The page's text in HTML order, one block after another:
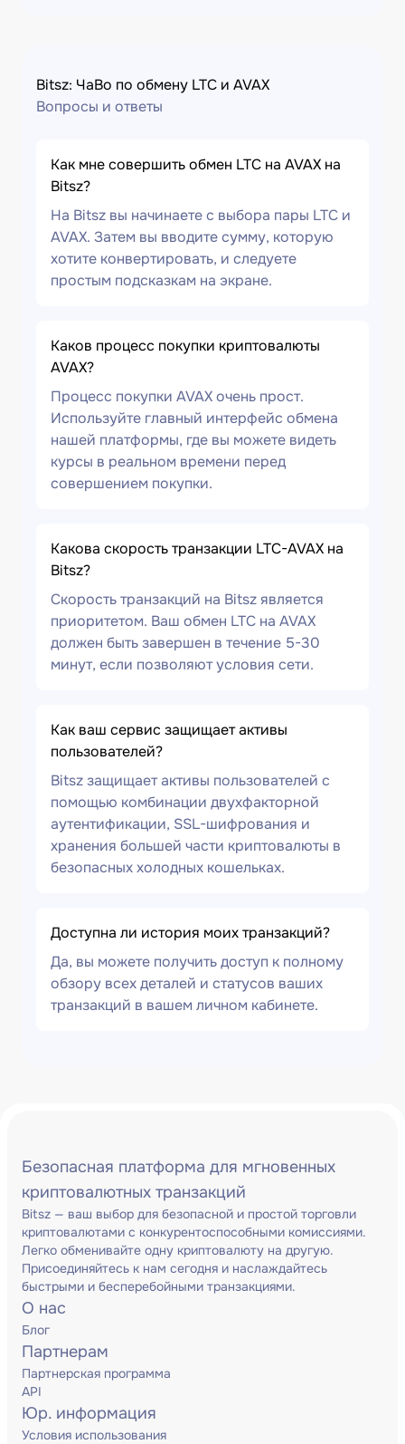
Bitsz: ЧаВо по обмену LTC и AVAX
Вопросы и ответы
Как мне совершить обмен LTC на AVAX на
Bitsz?
На Bitsz вы начинаете с выбора пары LTC и
AVAX. Затем вы вводите сумму, которую
хотите конвертировать, и следуете
простым подсказкам на экране.
Каков процесс покупки криптовалюты
AVAX?
Процесс покупки AVAX очень прост.
Используйте главный интерфейс обмена
нашей платформы, где вы можете видеть
курсы в реальном времени перед
совершением покупки.
Какова скорость транзакции LTC-AVAX на
Bitsz?
Скорость транзакций на Bitsz является
приоритетом. Ваш обмен LTC на AVAX
должен быть завершен в течение 5-30
минут, если позволяют условия сети.
Как ваш сервис защищает активы
пользователей?
Bitsz защищает активы пользователей с
помощью комбинации двухфакторной
аутентификации, SSL-шифрования и
хранения большей части криптовалюты в
безопасных холодных кошельках.
Доступна ли история моих транзакций?
Да, вы можете получить доступ к полному
обзору всех деталей и статусов ваших
транзакций в вашем личном кабинете.
Безопасная платформа для мгновенных
криптовалютных транзакций
Bitsz — ваш выбор для безопасной и простой торговли
криптовалютами с конкурентоспособными комиссиями.
Легко обменивайте одну криптовалюту на другую.
Присоединяйтесь к нам сегодня и наслаждайтесь
быстрыми и бесперебойными транзакциями.
О нас
Блог
Партнерам
Партнерская программа
API
Юр. информация
Условия использования